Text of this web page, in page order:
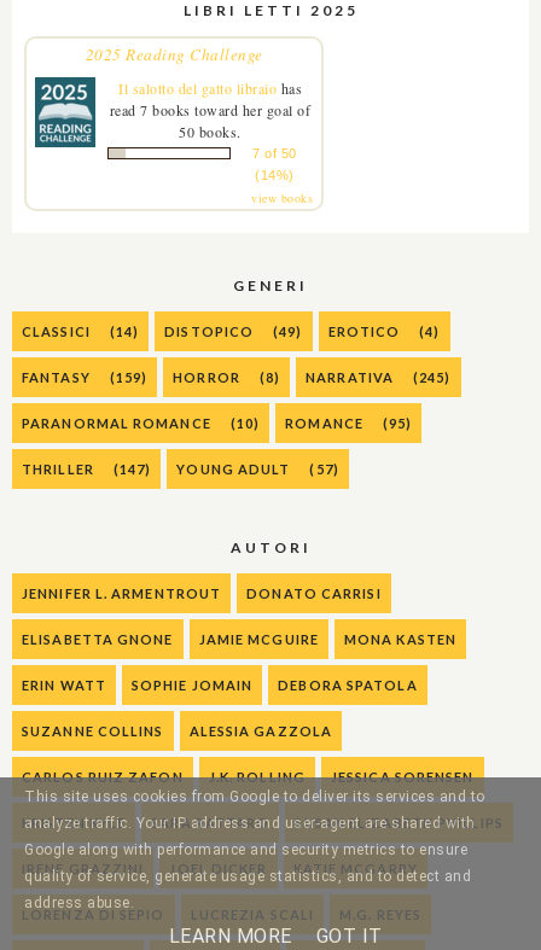
LIBRI LETTI 2025
2025 Reading Challenge
Il salotto del gatto libraio has
read 7 books toward her goal of
50 books.
7 of 50
(14%)
view books
GENERI
CLASSICI (14) DISTOPICO (49) EROTICO (4)
FANTASY (159) HORROR (8) NARRATIVA (245)
PARANORMAL ROMANCE (10) ROMANCE (95)
THRILLER (147) YOUNG ADULT (57)
AUTORI
JENNIFER L. ARMENTROUT DONATO CARRISI
ELISABETTA GNONE JAMIE MCGUIRE MONA KASTEN
ERIN WATT SOPHIE JOMAIN DEBORA SPATOLA
SUZANNE COLLINS ALESSIA GAZZOLA
CARLOS RUIZ ZAFON J.K. ROLLING JESSICA SORENSEN
KRISTEN KYLE SARA RATTARO SUSAN ELIZABETH PHILLIPS
IRENE GRAZZINI JOEL DICKER KATIE MCGARRY
LORENZA DI SEPIO LUCREZIA SCALI M.G. REYES
This site uses cookies from Google to deliver its services and to
analyze traffic. Your IP address and user-agent are shared with
Google along with performance and security metrics to ensure
quality of service, generate usage statistics, and to detect and
address abuse.
LEARN MORE GOT IT